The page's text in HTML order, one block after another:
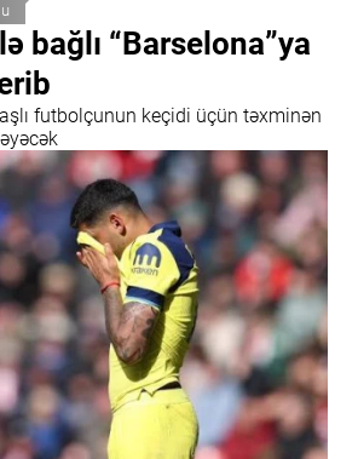
bağlı “Barselona”ya
futbolçunun keçidi üçün təxminən